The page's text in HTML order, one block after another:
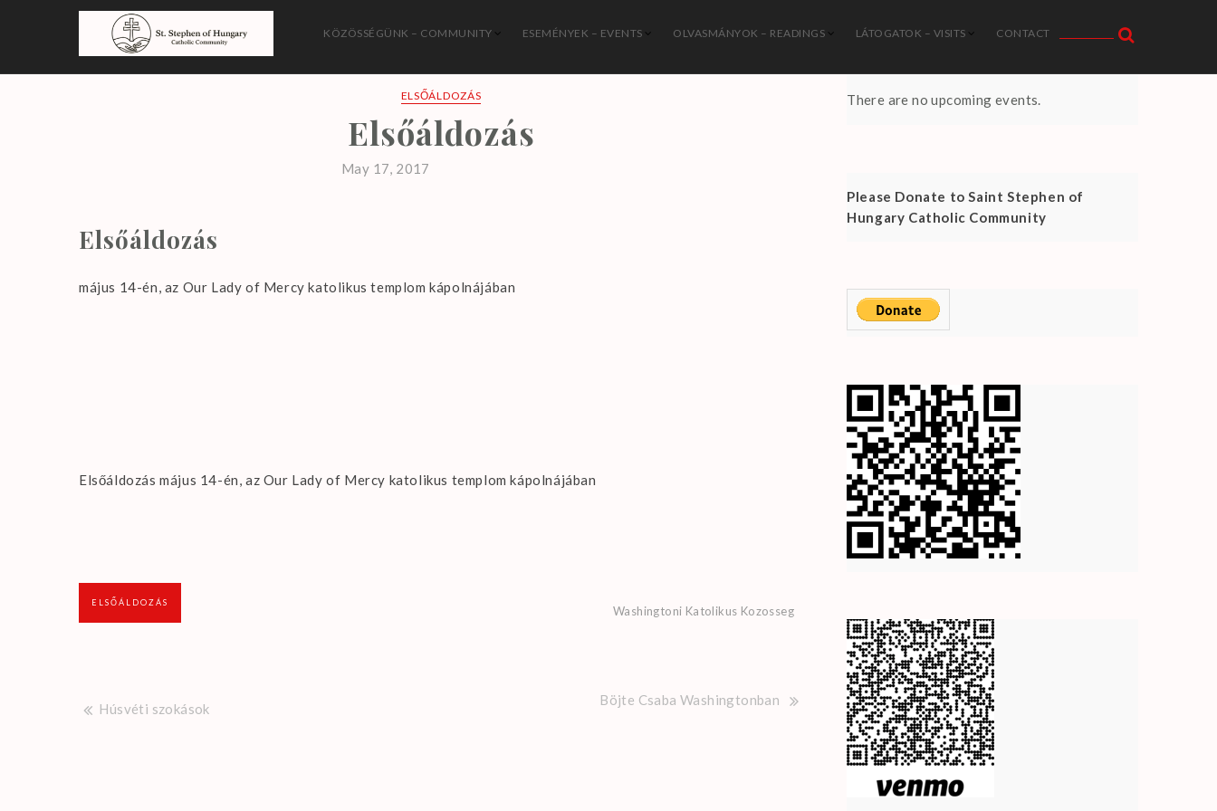
Magyarországi Szent István Katolikus Közösség
KÖZÖSSÉGÜNK – COMMUNITY ESEMÉNYEK – EVENTS OLVASMÁNYOK – READINGS LÁTOGATOK – VISITS CONTACT
ELSŐÁLDOZÁS
Elsőáldozás
May 17, 2017
Elsőáldozás
május 14-én, az Our Lady of Mercy katolikus templom kápolnájában
Elsőáldozás május 14-én, az Our Lady of Mercy katolikus templom kápolnájában
ELSŐÁLDOZÁS
Washingtoni Katolikus Kozosseg
Post
Húsvéti szokások
Böjte Csaba Washingtonban
There are no upcoming events.
Please Donate to Saint Stephen of
Hungary Catholic Community